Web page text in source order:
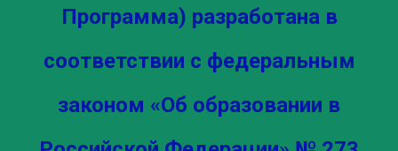
Программа) разработана в
соответствии с федеральным
законом «Об образовании в